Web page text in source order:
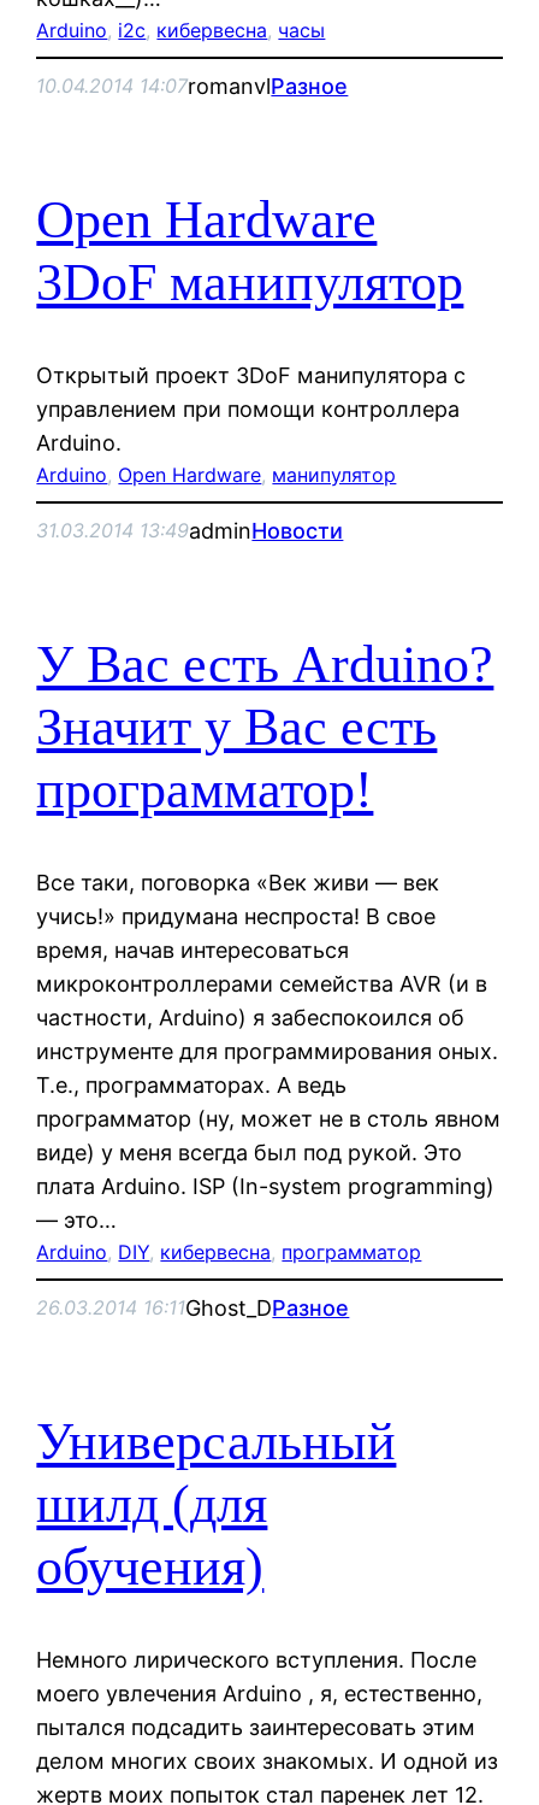
Arduino, i2c, кибервесна, часы
10.04.2014 14:07romanvlРазное
Open Hardware
3DoF манипулятор
Открытый проект 3DoF манипулятора с
управлением при помощи контроллера
Arduino.
Arduino, Open Hardware, манипулятор
31.03.2014 13:49adminНовости
У Вас есть Arduino?
Значит у Вас есть
программатор!
Все таки, поговорка «Век живи — век
учись!» придумана неспроста! В свое
время, начав интересоваться
микроконтроллерами семейства AVR (и в
частности, Arduino) я забеспокоился об
инструменте для программирования оных.
Т.е., программаторах. А ведь
программатор (ну, может не в столь явном
виде) у меня всегда был под рукой. Это
плата Arduino. ISP (In-system programming)
— это…
Arduino, DIY, кибервесна, программатор
26.03.2014 16:11Ghost_DРазное
Универсальный
шилд (для
обучения)
Немного лирического вступления. После
моего увлечения Arduino , я, естественно,
пытался подсадить заинтересовать этим
делом многих своих знакомых. И одной из
жертв моих попыток стал паренек лет 12.